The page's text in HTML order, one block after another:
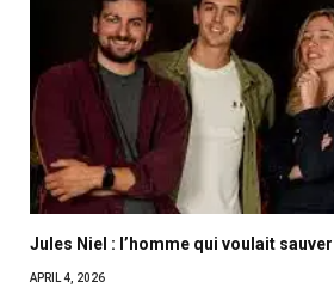
Jules Niel : l’homme qui voulait
APRIL 4, 2026